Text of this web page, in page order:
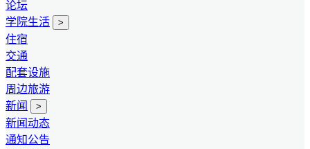
论坛
学院生活
>
住宿
交通
配套设施
周边旅游
新闻
>
新闻动态
通知公告